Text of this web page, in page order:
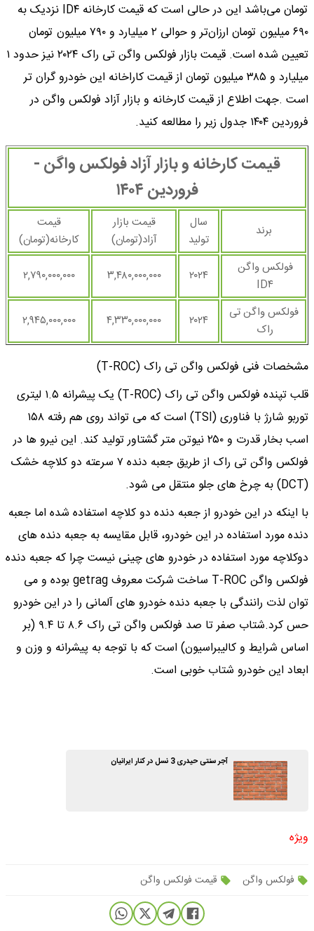
تومان می‌باشد این در حالی است که قیمت کارخانه ID۴ نزدیک به
۶۹۰ میلیون تومان ارزان‌تر و حوالی ۲ میلیارد و ۷۹۰ میلیون تومان
تعیین شده است. قیمت بازار فولکس واگن تی راک ۲۰۲۴ نیز حدود ۱
میلیارد و ۳۸۵ میلیون تومان از قیمت کاراخانه این خودرو گران تر
است .جهت اطلاع از قیمت کارخانه و بازار آزاد فولکس واگن در
فروردین ۱۴۰۴ جدول زیر را مطالعه کنید.
قیمت کارخانه و بازار آزاد فولکس واگن -
فروردین ۱۴۰۴
برند
سال
تولید
قیمت بازار
آزاد(تومان)
قیمت
کارخانه(تومان)
فولکس واگن
ID۴
۲۰۲۴ ۳,۴۸۰,۰۰۰,۰۰۰ ۲,۷۹۰,۰۰۰,۰۰۰
فولکس واگن تی
راک
۲۰۲۴ ۴,۳۳۰,۰۰۰,۰۰۰ ۲,۹۴۵,۰۰۰,۰۰۰
مشخصات فنی فولکس واگن تی راک (T-ROC)
قلب تپنده فولکس واگن تی راک (T-ROC) یک پیشرانه ۱.۵ لیتری
توربو شارژ با فناوری (TSI) است که می تواند روی هم رفته ۱۵۸
اسب بخار قدرت و ۲۵۰ نیوتن متر گشتاور تولید کند. این نیرو ها در
فولکس واگن تی راک از طریق جعبه دنده ۷ سرعته دو کلاچه خشک
(DCT) به چرخ های جلو منتقل می شود.
با اینکه در این خودرو از جعبه دنده دو کلاچه استفاده شده اما جعبه
دنده مورد استفاده در این خودرو، قابل مقایسه به جعبه دنده های
دوکلاچه مورد استفاده در خودرو های چینی نیست چرا که جعبه دنده
فولکس واگن T-ROC ساخت شرکت معروف getrag بوده و می
توان لذت رانندگی با جعبه دنده خودرو های آلمانی را در این خودرو
حس کرد.شتاب صفر تا صد فولکس واگن تی راک ۸.۶ تا ۹.۴ (بر
اساس شرایط و کالیبراسیون) است که با توجه به پیشرانه و وزن و
ابعاد این خودرو شتاب خوبی است.
آجر سنتی حیدری 3 نسل در کنار ایرانیان
ویژه
فولکس واگن قیمت فولکس واگن